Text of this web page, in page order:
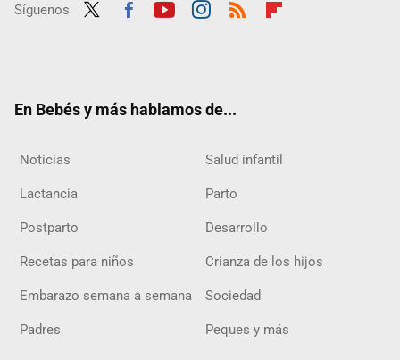
Síguenos
En Bebés y más hablamos de...
Noticias Salud infantil
Lactancia Parto
Postparto Desarrollo
Recetas para niños Crianza de los hijos
Embarazo semana a semana Sociedad
Padres Peques y más